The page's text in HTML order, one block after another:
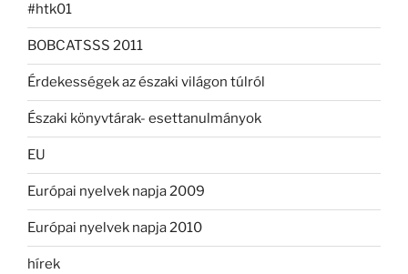
#htk01
BOBCATSSS 2011
Érdekességek az északi világon túlról
Északi könyvtárak- esettanulmányok
EU
Európai nyelvek napja 2009
Európai nyelvek napja 2010
hírek